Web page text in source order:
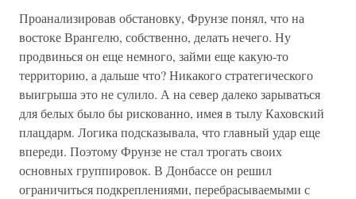
Проанализировав обстановку, Фрунзе понял, что на
востоке Врангелю, собственно, делать нечего. Ну
продвинься он еще немного, займи еще какую-то
территорию, а дальше что? Никакого стратегического
выигрыша это не сулило. А на север далеко зарываться
для белых было бы рискованно, имея в тылу Каховский
плацдарм. Логика подсказывала, что главный удар еще
впереди. Поэтому Фрунзе не стал трогать своих
основных группировок. В Донбассе он решил
ограничиться подкреплениями, перебрасываемыми с